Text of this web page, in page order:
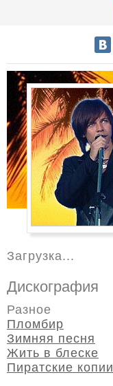
Загрузка...
Дискография
Разное
Пломбир
Зимняя песня
Жить в блеске
Пиратские копии